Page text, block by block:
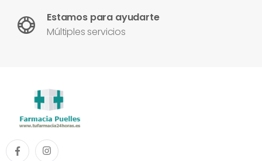
Estamos para ayudarte
Múltiples servicios